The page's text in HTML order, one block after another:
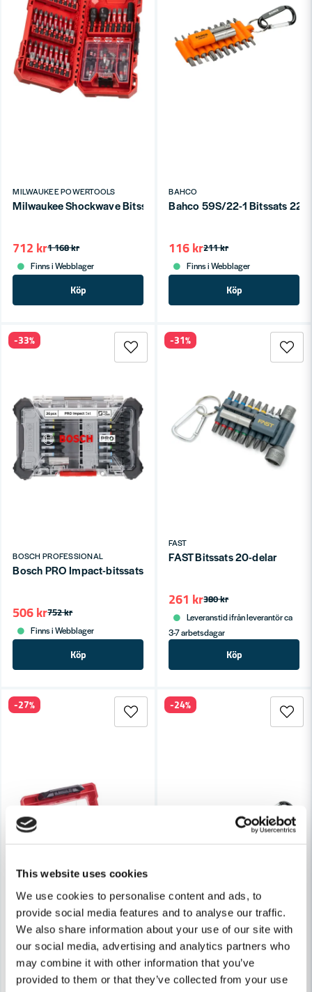
This website uses cookies
We use cookies to personalise content and ads, to
provide social media features and to analyse our traffic.
We also share information about your use of our site with
our social media, advertising and analytics partners who
may combine it with other information that you’ve
provided to them or that they’ve collected from your use
MILWAUKEE POWERTOOLS
Milwaukee Shockwave Bitssats 75 Delar för Slagskruvdragare
1 168 kr
712 kr
Finns i Webblager
Köp
BAHCO
Bahco 59S/22-1 Bitssats 22-
211 kr
116 kr
Finns i Webblager
Köp
BOSCH PROFESSIONAL
Bosch PRO Impact-bitssats 36-delar – Extra slitstarka bits
752 kr
506 kr
Finns i Webblager
Köp
-33%
FAST
FAST Bitssats 20-delar
380 kr
261 kr
Leveranstid ifrån leverantör ca
3-7 arbetsdagar
Köp
-31%
-27% -24%